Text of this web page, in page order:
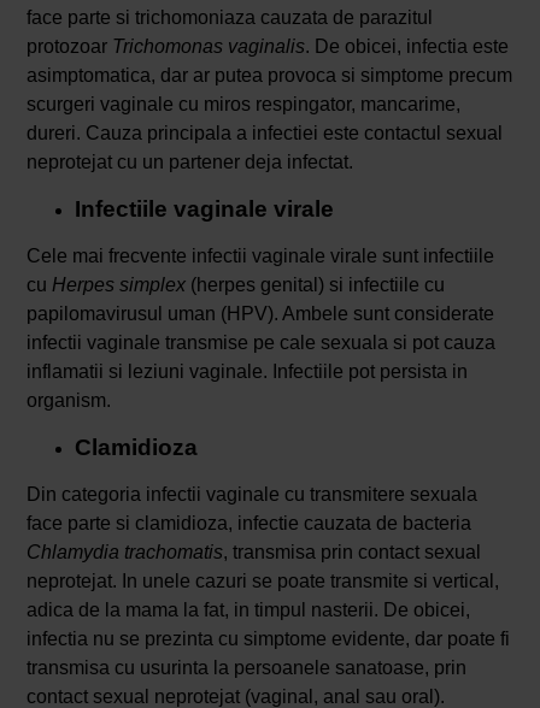
face parte si trichomoniaza cauzata de parazitul
protozoar Trichomonas vaginalis. De obicei, infectia este
asimptomatica, dar ar putea provoca si simptome precum
scurgeri vaginale cu miros respingator, mancarime,
dureri. Cauza principala a infectiei este contactul sexual
neprotejat cu un partener deja infectat.
Infectiile vaginale virale
Cele mai frecvente infectii vaginale virale sunt infectiile
cu Herpes simplex(herpes genital) si infectiile cu
papilomavirusul uman (HPV). Ambele sunt considerate
infectii vaginale transmise pe cale sexuala si pot cauza
inflamatii si leziuni vaginale. Infectiile pot persista in
organism.
Clamidioza
Din categoria infectii vaginale cu transmitere sexuala
face parte si clamidioza, infectie cauzata de bacteria
Chlamydia trachomatis, transmisa prin contact sexual
neprotejat. In unele cazuri se poate transmite si vertical,
adica de la mama la fat, in timpul nasterii. De obicei,
infectia nu se prezinta cu simptome evidente, dar poate fi
transmisa cu usurinta la persoanele sanatoase, prin
contact sexual neprotejat (vaginal, anal sau oral).